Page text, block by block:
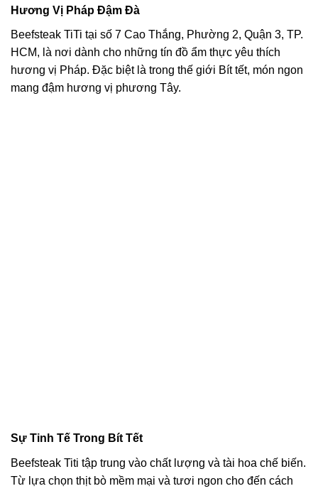
Hương Vị Pháp Đậm Đà
Beefsteak TiTi tại số 7 Cao Thắng, Phường 2, Quận 3, TP.
HCM, là nơi dành cho những tín đồ ẩm thực yêu thích
hương vị Pháp. Đặc biệt là trong thế giới Bít tết, món ngon
mang đậm hương vị phương Tây.
Sự Tinh Tế Trong Bít Tết
Beefsteak Titi tập trung vào chất lượng và tài hoa chế biến.
Từ lựa chọn thịt bò mềm mại và tươi ngon cho đến cách